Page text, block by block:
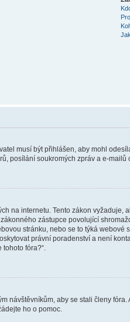
musí být přihlášen, aby mohl
posílání soukromých zpráv a e-
na internetu. Tento zákon
zástupce povolující
stránku, nebo se to týká
právní poradenství a není
fóra?“.
návštěvníkům, aby se stali členy
ho o pomoc.